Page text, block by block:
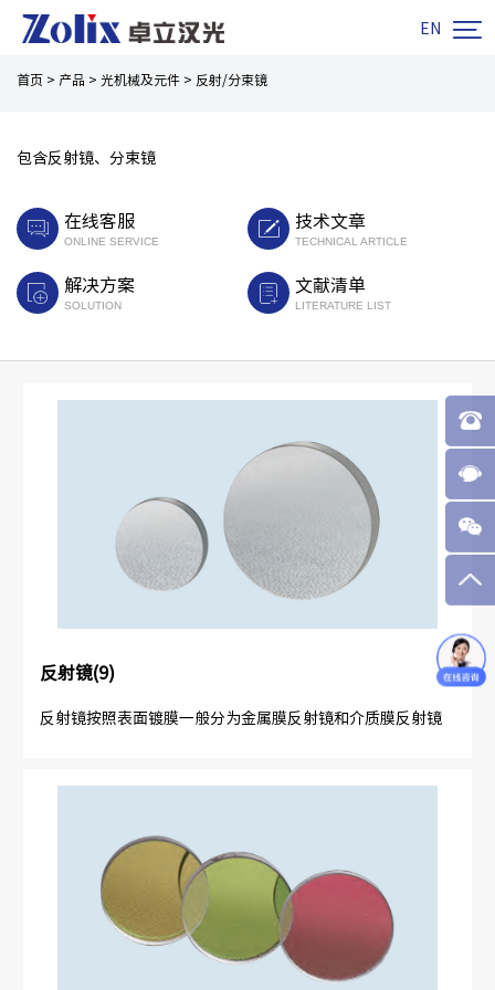
EN 
首页 > 产品 > 光机械及元件 > 反射/分束镜
包含反射镜、分束镜
在线客服
ONLINE SERVICE
技术文章
TECHNICAL ARTICLE
解决方案
SOLUTION
文献清单
LITERATURE LIST
反射镜(9)
反射镜按照表面镀膜一般分为金属膜反射镜和介质膜反射镜